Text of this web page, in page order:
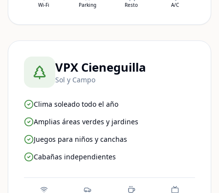
Wi-Fi Parking Resto A/C
VPX Cieneguilla
Sol y Campo
Clima soleado todo el año
Amplias áreas verdes y jardines
Juegos para niños y canchas
Cabañas independientes